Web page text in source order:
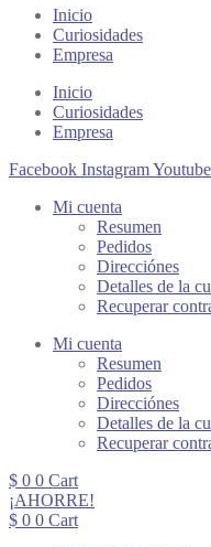
Inicio
Curiosidades
Empresa
Inicio
Curiosidades
Empresa
Facebook InstagramYoutube
Mi cuenta
Resumen
Pedidos
Direcciónes
Detalles de la
Recuperar
Mi cuenta
Resumen
Pedidos
Direcciónes
Detalles de la
Recuperar
$ 0 0 Cart
¡AHORRE!
$ 0 0 Cart